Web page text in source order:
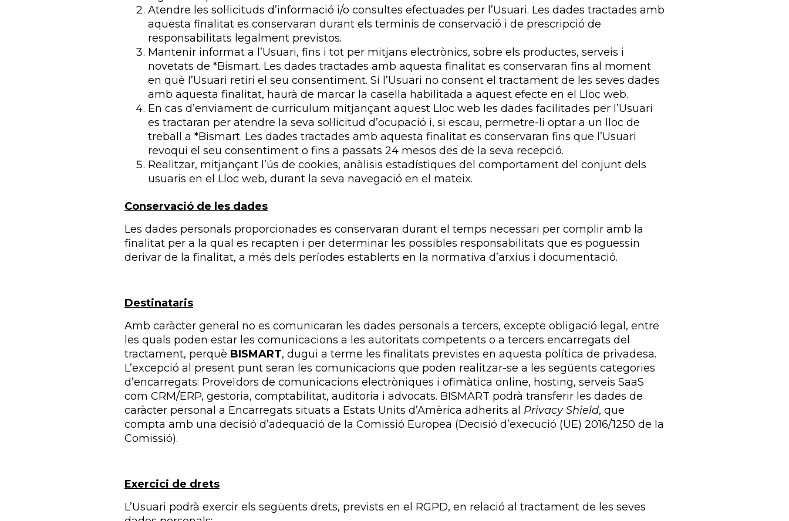
Atendre les sol·licituds d’informació i/o consultes efectuades per l’Usuari. Les dades tractades amb
aquesta finalitat es conservaran durant els terminis de conservació i de prescripció de
responsabilitats legalment previstos.
Mantenir informat a l’Usuari, fins i tot per mitjans electrònics, sobre els productes, serveis i
novetats de *Bismart. Les dades tractades amb aquesta finalitat es conservaran fins al moment
en què l’Usuari retiri el seu consentiment. Si l’Usuari no consent el tractament de les seves dades
amb aquesta finalitat, haurà de marcar la casella habilitada a aquest efecte en el Lloc web.
En cas d’enviament de currículum mitjançant aquest Lloc web les dades facilitades per l’Usuari
es tractaran per atendre la seva sol·licitud d’ocupació i, si escau, permetre-li optar a un lloc de
treball a *Bismart. Les dades tractades amb aquesta finalitat es conservaran fins que l’Usuari
revoqui el seu consentiment o fins a passats 24 mesos des de la seva recepció.
Realitzar, mitjançant l’ús de cookies, anàlisis estadístiques del comportament del conjunt dels
usuaris en el Lloc web, durant la seva navegació en el mateix.
Conservació de les dades
Les dades personals proporcionades es conservaran durant el temps necessari per complir amb la
finalitat per a la qual es recapten i per determinar les possibles responsabilitats que es poguessin
derivar de la finalitat, a més dels períodes establerts en la normativa d’arxius i documentació.
Destinataris
Amb caràcter general no es comunicaran les dades personals a tercers, excepte obligació legal, entre
les quals poden estar les comunicacions a les autoritats competents o a tercers encarregats del
tractament, perquè BISMART, dugui a terme les finalitats previstes en aquesta política de privadesa.
L’excepció al present punt seran les comunicacions que poden realitzar-se a les següents categories
d’encarregats: Proveïdors de comunicacions electròniques i ofimàtica online, hosting, serveis SaaS
com CRM/ERP, gestoria, comptabilitat, auditoria i advocats. BISMART podrà transferir les dades de
caràcter personal a Encarregats situats a Estats Units d’Amèrica adherits al Privacy Shield, que
compta amb una decisió d’adequació de la Comissió Europea (Decisió d’execució (UE) 2016/1250 de la
Comissió).
Exercici de drets
L’Usuari podrà exercir els següents drets, prevists en el RGPD, en relació al tractament de les seves